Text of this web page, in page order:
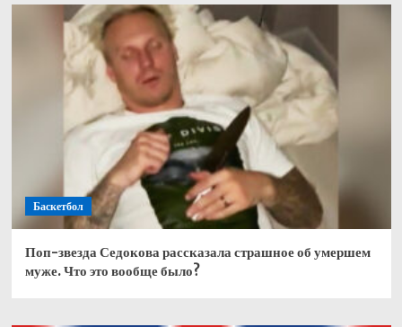
Баскетбол
Поп-звезда Седокова рассказала страшное об умершем
муже. Что это вообще было?